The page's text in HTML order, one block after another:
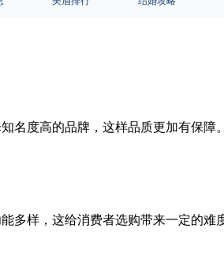
名度高的品牌，这样品质更加有保
多样，这给消费者选购带来一定的